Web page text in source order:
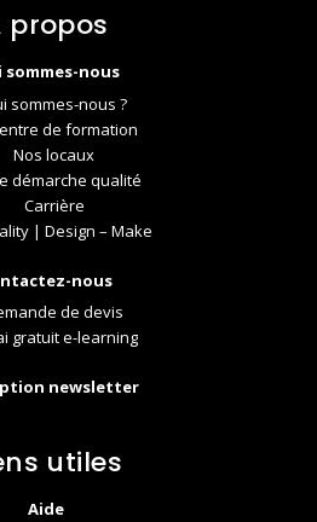
propos
sommes-nous
sommes-nous ?
de formation
Nos locaux
démarche qualité
Carrière
| Design – Make
nous
de devis
gratuit e-learning
newsletter
utiles
Aide